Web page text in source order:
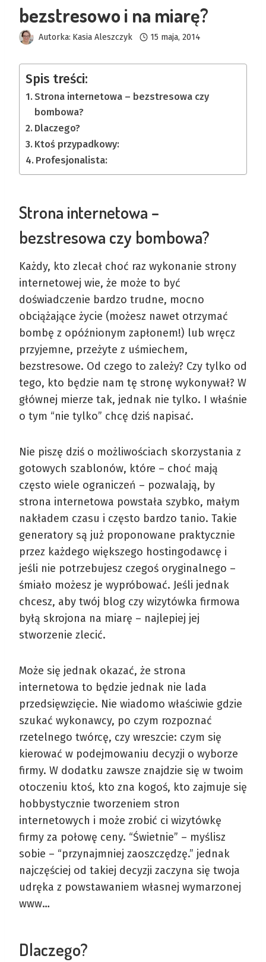
bezstresowo i na miarę?
Autorka: Kasia Aleszczyk 15 maja, 2014
Spis treści:
Strona internetowa – bezstresowa czy
bombowa?
Dlaczego?
Ktoś przypadkowy:
Profesjonalista:
Strona internetowa –
bezstresowa czy bombowa?
Każdy, kto zlecał choć raz wykonanie strony
internetowej wie, że może to być
doświadczenie bardzo trudne, mocno
obciążające życie (możesz nawet otrzymać
bombę z opóźnionym zapłonem!) lub wręcz
przyjemne, przeżyte z uśmiechem,
bezstresowe. Od czego to zależy? Czy tylko od
tego, kto będzie nam tę stronę wykonywał? W
głównej mierze tak, jednak nie tylko. I właśnie
o tym “nie tylko” chcę dziś napisać.
Nie piszę dziś o możliwościach skorzystania z
gotowych szablonów, które – choć mają
często wiele ograniczeń – pozwalają, by
strona internetowa powstała szybko, małym
nakładem czasu i często bardzo tanio. Takie
generatory są już proponowane praktycznie
przez każdego większego hostingodawcę i
jeśli nie potrzebujesz czegoś oryginalnego –
śmiało możesz je wypróbować. Jeśli jednak
chcesz, aby twój blog czy wizytówka firmowa
byłą skrojona na miarę – najlepiej jej
stworzenie zlecić.
Może się jednak okazać, że strona
internetowa to będzie jednak nie lada
przedsięwzięcie. Nie wiadomo właściwie gdzie
szukać wykonawcy, po czym rozpoznać
rzetelnego twórcę, czy wreszcie: czym się
kierować w podejmowaniu decyzji o wyborze
firmy. W dodatku zawsze znajdzie się w twoim
otoczeniu ktoś, kto zna kogoś, kto zajmuje się
hobbystycznie tworzeniem stron
internetowych i może zrobić ci wizytówkę
firmy za połowę ceny. “Świetnie” – myślisz
sobie – “przynajmniej zaoszczędzę.” jednak
najczęściej od takiej decyzji zaczyna się twoja
udręka z powstawaniem własnej wymarzonej
www…
Dlaczego?